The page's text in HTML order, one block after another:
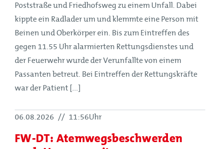
Poststraße und Friedhofsweg zu einem Unfall. Dabei
kippte ein Radlader um und klemmte eine Person mit
Beinen und Oberkörper ein. Bis zum Eintreffen des
gegen 11.55 Uhr alarmierten Rettungsdienstes und
der Feuerwehr wurde der Verunfallte von einem
Passanten betreut. Bei Eintreffen der Rettungskräfte
war der Patient [...]
06.08.2026 // 11:56Uhr
FW-DT: Atemwegsbeschwerden